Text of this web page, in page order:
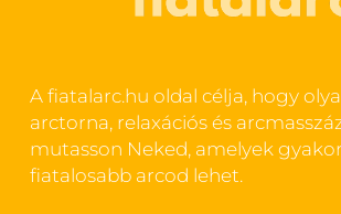
A fiatalarc.hu oldal célja, hogy
arctorna, relaxációs és
mutasson Neked, amelyek
fiatalosabb arcod lehet.